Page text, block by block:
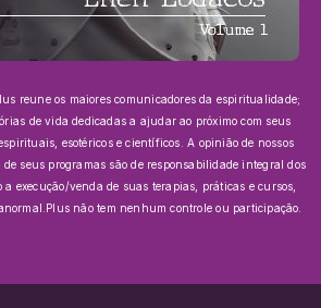
reune os maiores comunicadores da espiritualidade;
de vida dedicadas a ajudar ao próximo com seus
esotéricos e científicos.A opinião de nossos
de seus programas são de responsabilidade integral dos
a execução/venda de suas terapias, práticas e cursos,
não tem nenhum controle ou participação.